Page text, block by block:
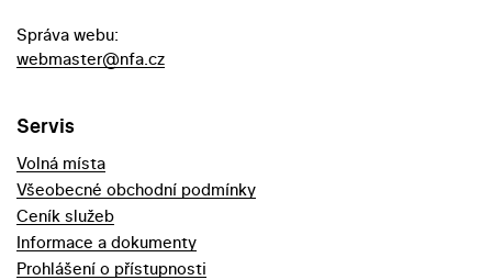
Správa webu:
webmaster@nfa.cz
Servis
Volná místa
Všeobecné obchodní podmínky
Ceník služeb
Informace a dokumenty
Prohlášení o přístupnosti